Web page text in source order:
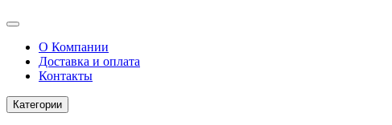
О Компании
Доставка и оплата
Контакты
Категории